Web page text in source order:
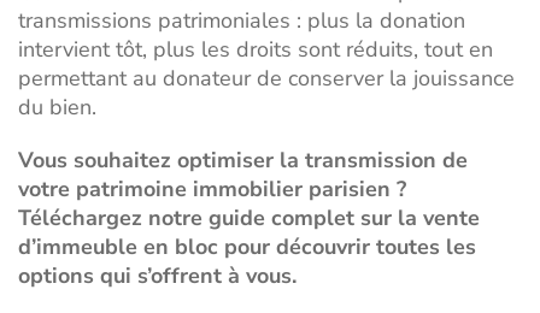
transmissions patrimoniales : plus la donation
intervient tôt, plus les droits sont réduits, tout en
permettant au donateur de conserver la jouissance
du bien.
Vous souhaitez optimiser la transmission de
votre patrimoine immobilier parisien ?
Téléchargez notre guide complet sur la vente
d’immeuble en bloc pour découvrir toutes les
options qui s’offrent à vous.